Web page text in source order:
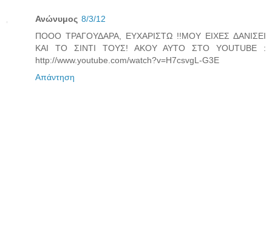
Ανώνυμος 8/3/12
ΠΟΟΟ ΤΡΑΓΟΥΔΑΡΑ, ΕΥΧΑΡΙΣΤΩ !!ΜΟΥ ΕΙΧΕΣ ΔΑΝΙΣΕΙ
ΚΑΙ ΤΟ ΣΙΝΤΙ ΤΟΥΣ! ΑΚΟΥ ΑΥΤΟ ΣΤΟ YOUTUBE :
http://www.youtube.com/watch?v=H7csvgL-G3E
Απάντηση